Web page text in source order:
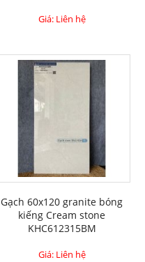
Giá: Liên hệ
Gạch 60x120 granite bóng
kiếng Cream stone
KHC612315BM
Giá: Liên hệ